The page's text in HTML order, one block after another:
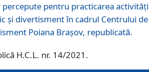
pentru practicarea
și divertisment în cadrul Centrului de
Poiana Brașov, republicată.
H.C.L. nr. 14/2021.